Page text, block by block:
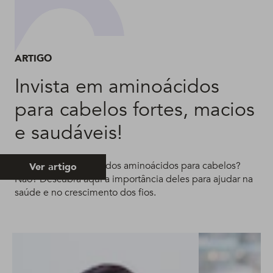
ARTIGO
Invista em aminoácidos
para cabelos fortes, macios
e saudáveis!
Já conhece a função dos aminoácidos para cabelos?
Não? Descubra aqui a importância deles para ajudar na
saúde e no crescimento dos fios.
Ver artigo